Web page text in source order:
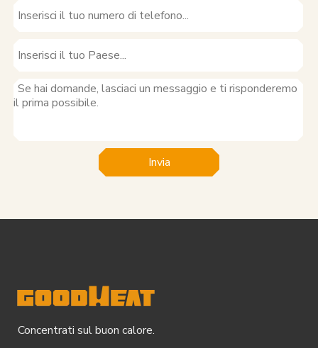
Invia
Concentrati sul buon calore.